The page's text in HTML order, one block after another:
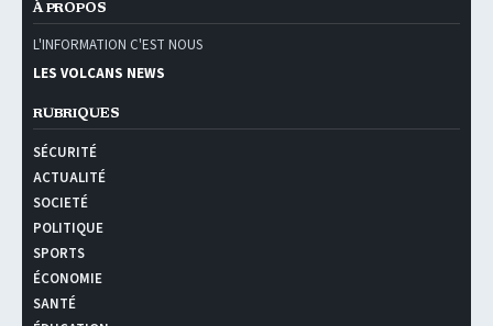
À PROPOS
L'INFORMATION C'EST NOUS
LES VOLCANS NEWS
RUBRIQUES
SÉCURITÉ
ACTUALITÉ
SOCIETÉ
POLITIQUE
SPORTS
ÉCONOMIE
SANTÉ